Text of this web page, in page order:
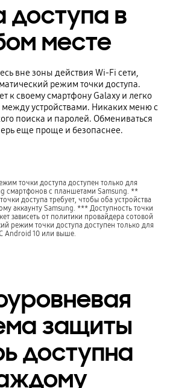
доступа в
месте
вне зоны действия Wi-Fi сети,
режим точки доступа.
к своему смартфону Galaxy и легко
устройствами. Никаких меню с
поиска и паролей. Обмениваться
еще проще и безопаснее.
точки доступа доступен только для
смартфонов с планшетами Samsung. **
доступа требует, чтобы оба устройства
аккаунту Samsung. *** Доступность точки
зависеть от политики провайдера сотовой
режим точки доступа доступен только для
Android 10 или выше.
защиты
доступна